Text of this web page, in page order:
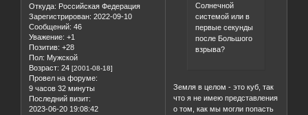
Откуда: Российская Федерация
Зарегистрирован: 2022-09-10
Сообщений: 46
Уважение: +1
Позитив: +28
Пол: Мужской
Возраст: 24 [2001-08-18]
Провел на форуме:
9 часов 32 минуты
Последний визит:
2023-06-20 19:08:42
Солнечной
системой или в
первые секунды
после Большого
взрыва?
Земля в целом - это куб, так
что я не имею представления
о том, как мы могли попасть